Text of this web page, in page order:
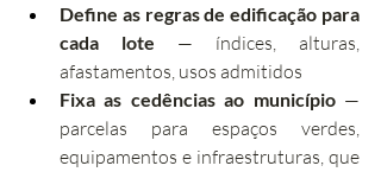
Define as regras de edificação para
cada lote — índices, alturas,
afastamentos, usos admitidos
Fixa as cedências ao município —
parcelas para espaços verdes,
equipamentos e infraestruturas, que